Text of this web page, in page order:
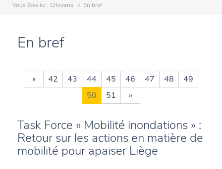
Vous êtes ici : Citoyens En bref
En bref
« 42 43 44 45 46 47 48
49
50
51 »
Task Force « Mobilité inondations » :
Retour sur les actions en matière de
mobilité pour apaiser Liège